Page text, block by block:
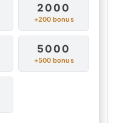
2000
+200 bonus
5000
+500 bonus